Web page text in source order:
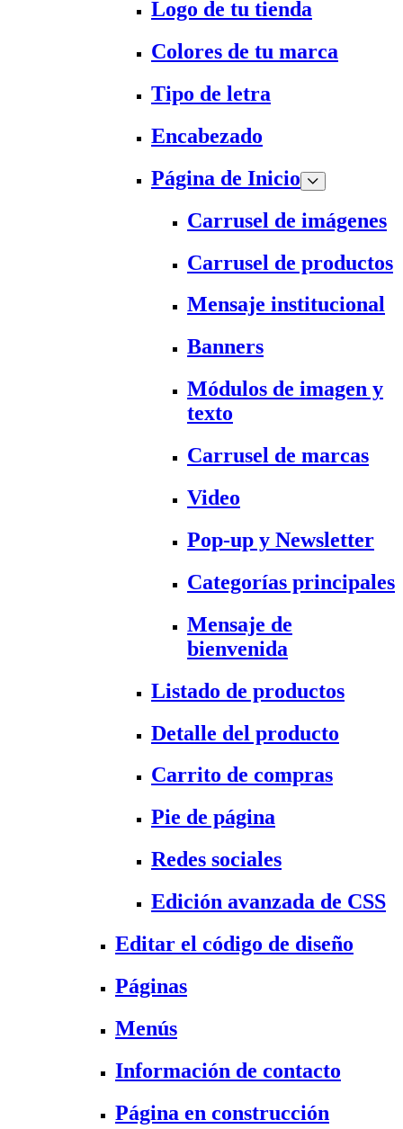
Logo de tu tienda
Colores de tu marca
Tipo de letra
Encabezado
Página de Inicio
Carrusel de imágenes
Carrusel de productos
Mensaje institucional
Banners
Módulos de imagen y
texto
Carrusel de marcas
Video
Pop-up y Newsletter
Categorías principales
Mensaje de
bienvenida
Listado de productos
Detalle del producto
Carrito de compras
Pie de página
Redes sociales
Edición avanzada de CSS
Editar el código de diseño
Páginas
Menús
Información de contacto
Página en construcción